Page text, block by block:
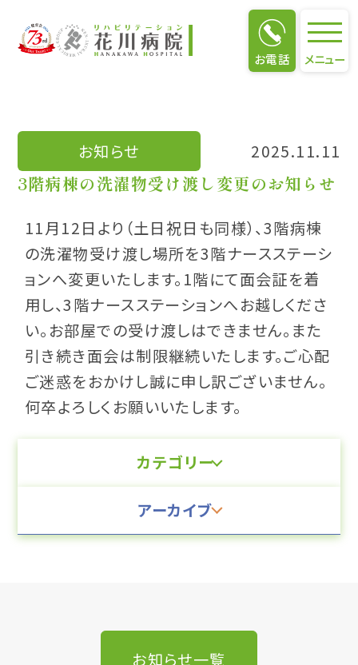
お電話 メニュー
お知らせ
カテゴリー
アーカイブ
お知らせ 2025.11.11
3階病棟の洗濯物受け渡し変更のお知らせ
11月12日より（土日祝日も同様）、3階病棟
の洗濯物受け渡し場所を3階ナースステーシ
ョンへ変更いたします。1階にて面会証を着
用し、3階ナースステーションへお越しくださ
い。お部屋での受け渡しはできません。また
引き続き面会は制限継続いたします。ご心配
ご迷惑をおかけし誠に申し訳ございません。
何卒よろしくお願いいたします。
お知らせ一覧